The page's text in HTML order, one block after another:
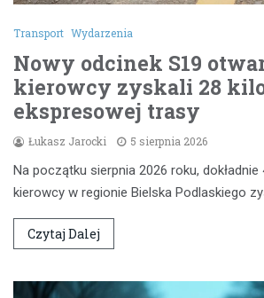
Transport Wydarzenia
Nowy odcinek S19
kierowcy zyskali 28
ekspresowej trasy
Łukasz Jarocki 5 sierpnia 2026
Na początku sierpnia 2026 roku, dokładnie
kierowcy w regionie Bielska Podlaskiego
Czytaj Dalej